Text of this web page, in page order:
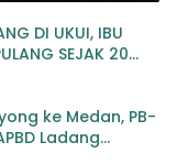
DI UKUI, IBU
SEJAK 20
ke Medan, PB-
Ladang